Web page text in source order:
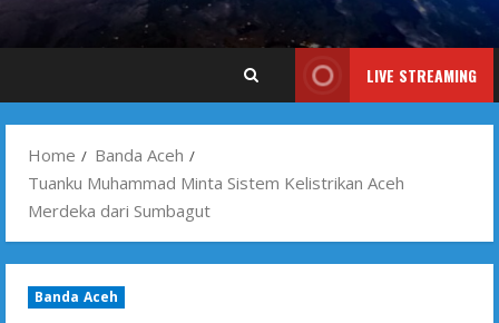
LIVE STREAMING
Home
Banda Aceh
Tuanku Muhammad Minta Sistem Kelistrikan Aceh
Merdeka dari Sumbagut
Banda Aceh